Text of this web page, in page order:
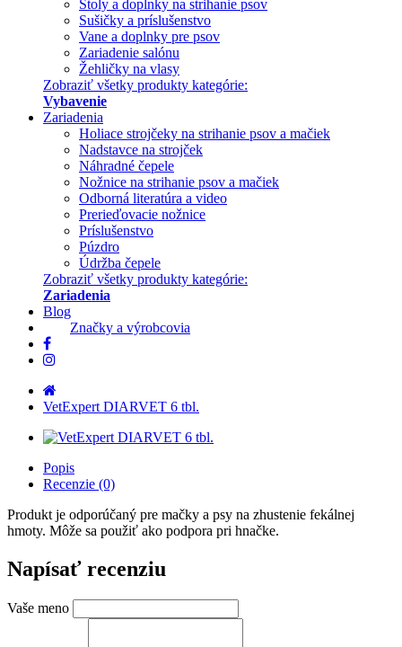
Stoly a doplnky na strihanie psov
Sušičky a príslušenstvo
Vane a doplnky pre psov
Zariadenie salónu
Žehličky na vlasy
Zobraziť všetky produkty kategórie:
Vybavenie
Zariadenia
Holiace strojčeky na strihanie psov a mačiek
Nadstavce na strojček
Náhradné čepele
Nožnice na strihanie psov a mačiek
Odborná literatúra a video
Prerieďovacie nožnice
Príslušenstvo
Púzdro
Údržba čepele
Zobraziť všetky produkty kategórie:
Zariadenia
Blog
Značky a výrobcovia
VetExpert DIARVET 6 tbl.
Popis
Recenzie (0)
Produkt je odporúčaný pre mačky a psy na zhustenie fekálnej
hmoty. Môže sa použiť ako podpora pri hnačke.
Napísať recenziu
Vaše meno